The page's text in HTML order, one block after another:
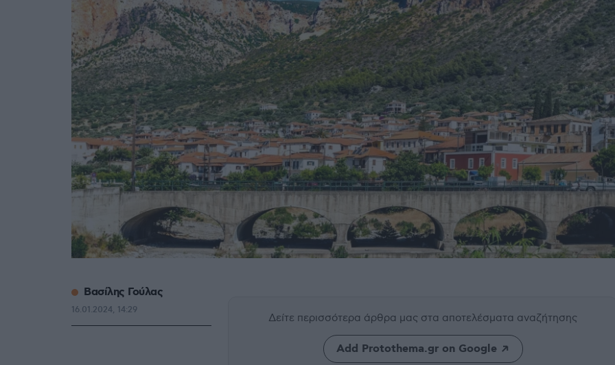
Δείτε περισσότερα άρθρα μας στα αποτελέσματα αναζήτησης
Add Protothema.gr on Google
Βασίλης Γούλας
16.01.2024, 14:29